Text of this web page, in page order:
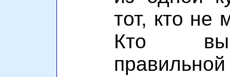
тот, кто не
Кто
правильной